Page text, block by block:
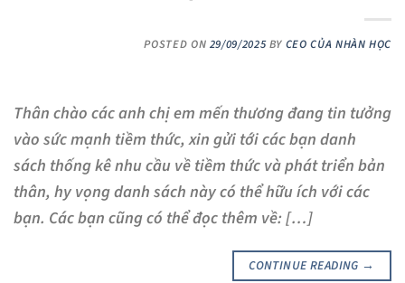
POSTED ON 29/09/2025 BY CEO CỦA NHÀN HỌC
Thân chào các anh chị em mến thương đang tin tưởng
vào sức mạnh tiềm thức, xin gửi tới các bạn danh
sách thống kê nhu cầu về tiềm thức và phát triển bản
thân, hy vọng danh sách này có thể hữu ích với các
bạn. Các bạn cũng có thể đọc thêm về: […]
CONTINUE READING →